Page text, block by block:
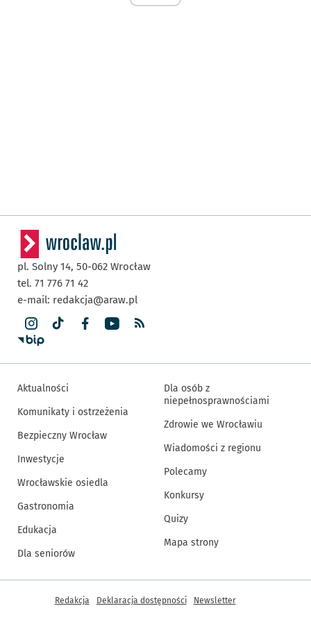
pl. Solny 14, 50-062 Wrocław
tel. 71 776 71 42
e-mail: redakcja@araw.pl
Aktualności
Komunikaty i ostrzeżenia
Bezpieczny Wrocław
Inwestycje
Wrocławskie osiedla
Gastronomia
Edukacja
Dla seniorów
Dla osób z
niepełnosprawnościami
Zdrowie we Wrocławiu
Wiadomości z regionu
Polecamy
Konkursy
Quizy
Mapa strony
Inne informacje
Redakcja Deklaracja dostępności Newsletter